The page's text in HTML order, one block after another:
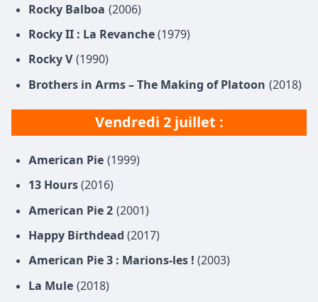
Rocky Balboa (2006)
Rocky II : La Revanche (1979)
Rocky V(1990)
Brothers in Arms – The Making of Platoon (2018)
Vendredi 2 juillet :
American Pie (1999)
13 Hours (2016)
American Pie 2 (2001)
Happy Birthdead (2017)
American Pie 3 : Marions-les ! (2003)
La Mule (2018)